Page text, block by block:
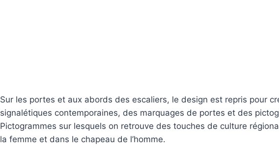
Sur les portes et aux abords des escaliers, le design est repris pour
signalétiques contemporaines, des marquages de portes et des
Pictogrammes sur lesquels on retrouve des touches de culture
la femme et dans le chapeau de l’homme.